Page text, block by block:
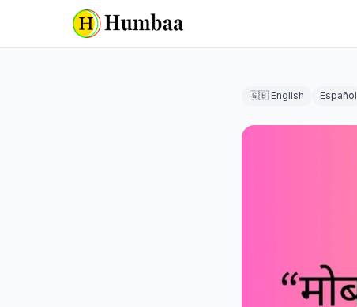
🇬🇧 English Español